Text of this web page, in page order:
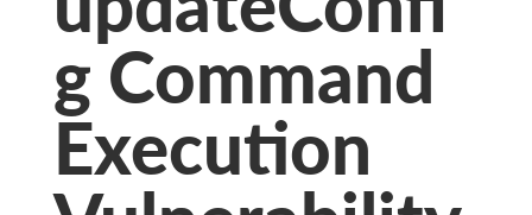
g Command
Execution